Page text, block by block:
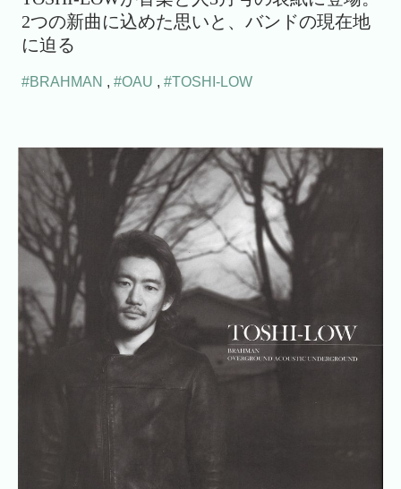
2つの新曲に込めた思いと、バンドの現在地
に迫る
#BRAHMAN , #OAU , #TOSHI-LOW